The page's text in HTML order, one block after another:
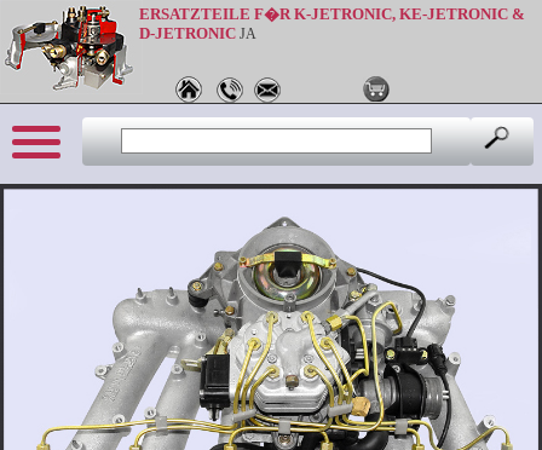
ERSATZTEILE F�R K-JETRONIC, KE-JETRONIC &
D-JETRONIC JA